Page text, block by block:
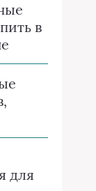
в
для